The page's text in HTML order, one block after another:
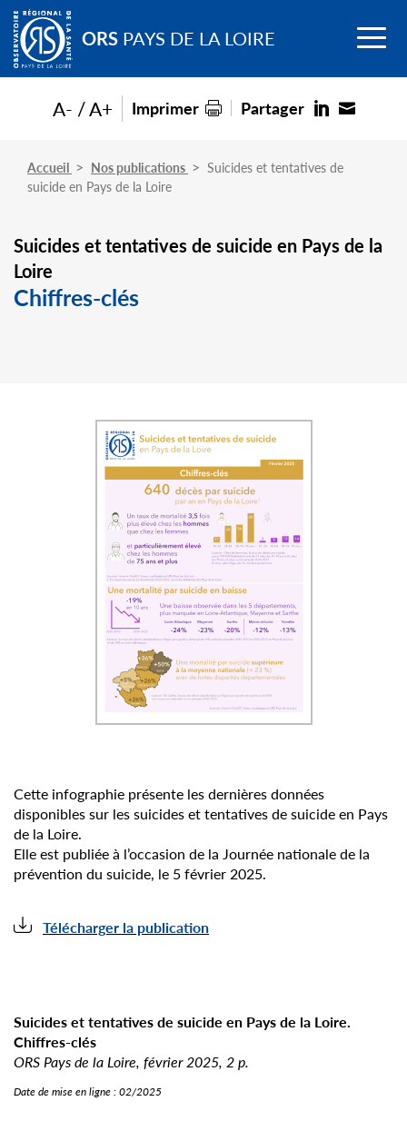
Go to
main
content ORS PAYS DE LA LOIRE Menu
Accueil Nos publications
Suicides et tentatives de
suicide en Pays de la Loire
Suicides et tentatives de suicide en Pays de la
Loire
Chiffres-clés
A- A+ Imprimer Partager
Cette infographie présente les dernières données
disponibles sur les suicides et tentatives de suicide en Pays
de la Loire.
Elle est publiée à l’occasion de la Journée nationale de la
prévention du suicide, le 5 février 2025.
Télécharger la publication
Suicides et tentatives de suicide en Pays de la Loire.
Chiffres-clés
ORS Pays de la Loire, février 2025, 2 p.
Date de mise en ligne :02/2025